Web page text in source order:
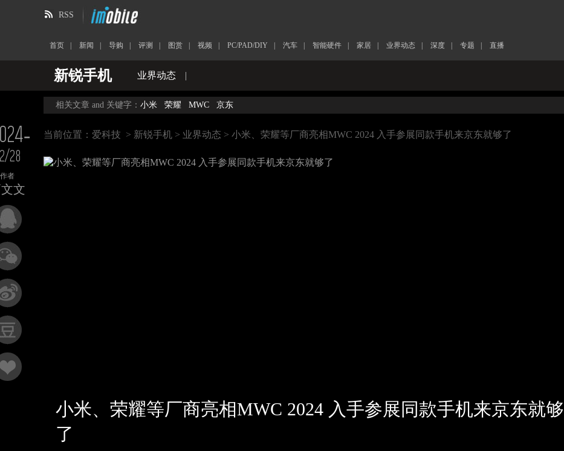
RSS
首页 新闻 导购 评测 图赏 视频 PC/PAD/DIY 汽车 智能硬件 家居 业界动态 深度 专题 直播
新锐手机 业界动态 |
28
作者
文
相关文章 and 关键字： 小米 荣耀 MWC 京东
当前位置： 爱科技 > 新锐手机 > 业界动态 > 小米、荣耀等厂商亮相MWC 2024 入手参展同款手机来京东就够了
小米、荣耀等厂商亮相MWC 2024 入手参展同款手机来京东就够
了